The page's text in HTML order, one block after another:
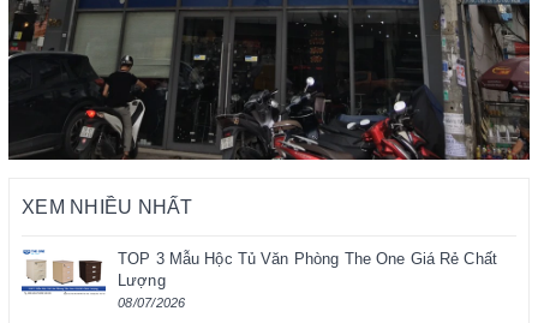
XEM NHIỀU NHẤT
TOP 3 Mẫu Hộc Tủ Văn Phòng The One Giá Rẻ Chất
Lượng
08/07/2026